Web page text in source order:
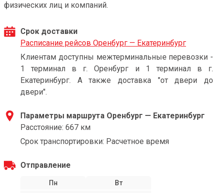
физических лиц и компаний.
Срок доставки
Расписание рейсов Оренбург — Екатеринбург
Клиентам доступны межтерминальные перевозки -
1 терминал в г. Оренбург и 1 терминал в г.
Екатеринбург. А также доставка "от двери до
двери".
Параметры маршрута Оренбург — Екатеринбург
Расстояние: 667 км
Срок транспортировки: Расчетное время
Отправление
Пн
Вт